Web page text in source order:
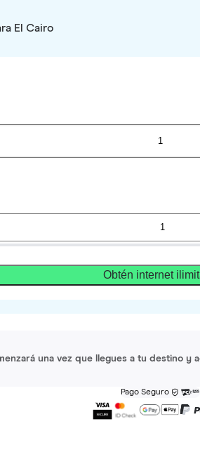
El Cairo
1
Obtén internet
una vez que llegues a tu destino y
Pago Seguro